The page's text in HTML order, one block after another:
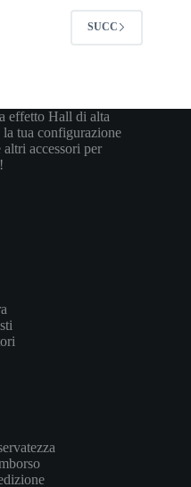
SUCC
effetto Hall di alta
tua configurazione
accessori per